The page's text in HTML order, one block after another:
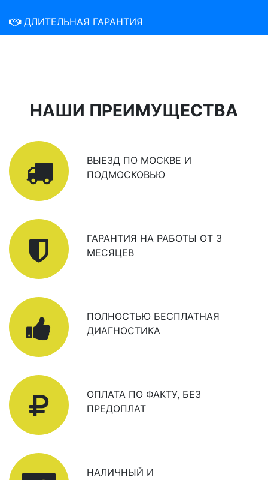
ДЛИТЕЛЬНАЯ ГАРАНТИЯ
НАШИ ПРЕИМУЩЕСТВА
ВЫЕЗД ПО МОСКВЕ И
ПОДМОСКОВЬЮ
ГАРАНТИЯ НА РАБОТЫ ОТ 3
МЕСЯЦЕВ
ПОЛНОСТЬЮ БЕСПЛАТНАЯ
ДИАГНОСТИКА
ОПЛАТА ПО ФАКТУ, БЕЗ
ПРЕДОПЛАТ
НАЛИЧНЫЙ И